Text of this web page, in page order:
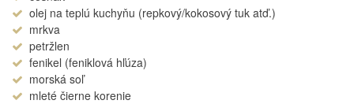
olej na teplú kuchyňu (repkový/kokosový tuk atď.)
mrkva
petržlen
fenikel (feniklová hľúza)
morská soľ
mleté čierne korenie